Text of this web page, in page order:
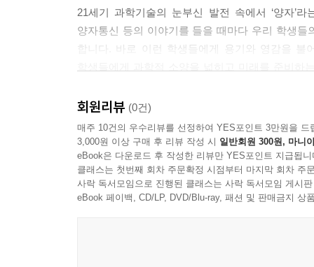
통신을 한다. 여기서 한 걸음 더 나아가 양자광학
《세상에서 가장 쉬운 과학 수업 양자광학》은 ‘
이어지는지 생생하게 보여준다. 레이저 빔으로 미
발명’, 빛의 경로를 조종하는 ‘메타물질’, 미래 컴
현대뿐 아니라 미래 사회에도 필수인 양자광학의
21세기 과학기술의 눈부신 발전 속에서 ‘양자’
양자통신 등의 이야기를 들을 때마다 우리 학생
합니다. 바로 이런 학생들에게 용기와 영감을
- 김승진 (세종과학예술영재학교 물리 교사)
회원리뷰 (0건)
매주 10건의 우수리뷰를 선정하여 YES포인트 3만원을 드
3,000원 이상 구매 후 리뷰 작성 시 일반회원 300원, 마니
eBook은 다운로드 후 작성한 리뷰만 YES포인트 지급됩니
클래스는 첫번째 회차 주문확정 시점부터 마지막 회차 주
사락 독서모임으로 진행된 클래스는 사락 독서모임 게시
eBook 페이백, CD/LP, DVD/Blu-ray, 패션 및 판매금지 상